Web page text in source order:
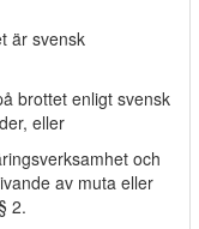
är svensk
brottet enligt svensk
eller
och
av muta eller
2.